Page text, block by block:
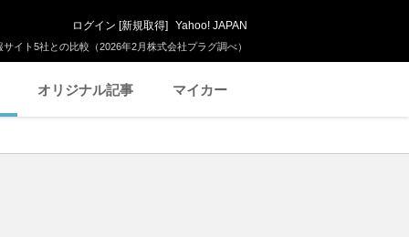
イト5社との比較（2026年2月株式会社プラグ調べ）
ログイン [新規取得] Yahoo! JAPAN
オリジナル記事 マイカー